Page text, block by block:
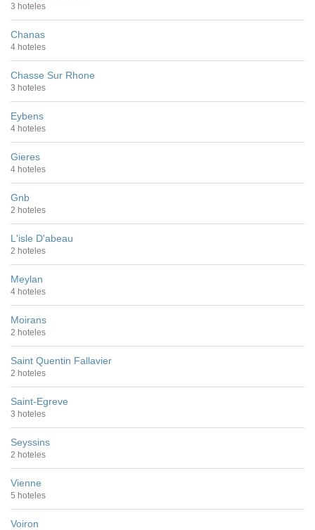
3 hoteles
Chanas
4 hoteles
Chasse Sur Rhone
3 hoteles
Eybens
4 hoteles
Gieres
4 hoteles
Gnb
2 hoteles
L'isle D'abeau
2 hoteles
Meylan
4 hoteles
Moirans
2 hoteles
Saint Quentin Fallavier
2 hoteles
Saint-Egreve
3 hoteles
Seyssins
2 hoteles
Vienne
5 hoteles
Voiron